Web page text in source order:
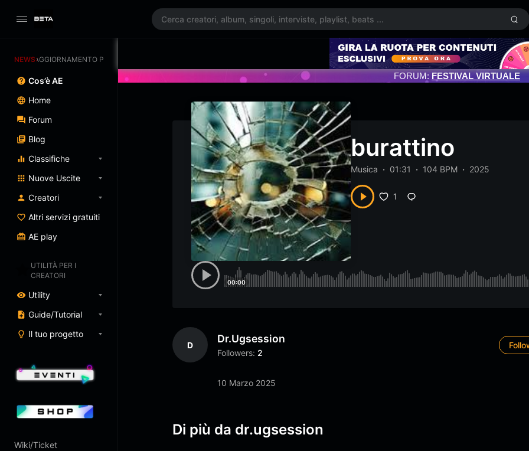
NEWS:
AGGIORNAMENTO PROGRAMMATO 3/07/2025
Cos’è AE
Home
Forum
Blog
Classifiche
Nuove Uscite
Creatori
Altri servizi gratuiti
AE play
UTILITÀ PER I
CREATORI
Utility
Guide/Tutorial
Il tuo progetto
Wiki/Ticket
FORUM: FESTIVAL VIRTUALE
burattino
Musica 01:31 104 BPM 2025
1
00:00
D Dr.ugsession
Followers: 2
10 Marzo 2025
Di più da dr.ugsession